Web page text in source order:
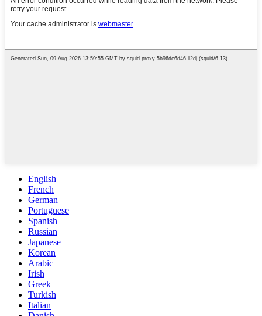
English
French
German
Portuguese
Spanish
Russian
Japanese
Korean
Arabic
Irish
Greek
Turkish
Italian